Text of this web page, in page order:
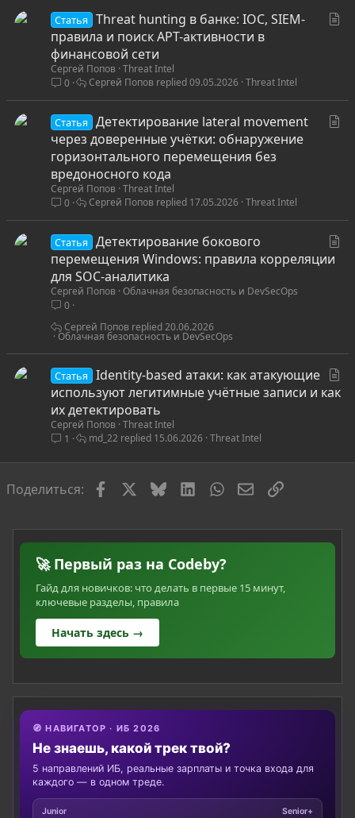
я
Статья
Threat hunting в банке: IOC, SIEM-
правила и поиск APT-активности в
финансовой сети
Сергей Попов Threat Intel
0
Threat Intel
09.05.2026
Сергей Попов
Статья
Детектирование lateral movement
через доверенные учётки: обнаружение
горизонтального перемещения без
вредоносного кода
Сергей Попов Threat Intel
0
Threat Intel
17.05.2026
Сергей Попов
Статья
Детектирование бокового
перемещения Windows: правила корреляции
для SOC-аналитика
Сергей Попов Облачная безопасность и DevSecOps
0
Облачная безопасность и DevSecOps
20.06.2026
Сергей Попов
т
я
Статья
Identity-based атаки: как атакующие
используют легитимные учётные записи и как
их детектировать
Сергей Попов Threat Intel
1
Threat Intel
15.06.2026
md_22
Поделиться: FacebookBlueskyLinkedInWhatsAppЭлектронная
Ссылка
🚀 Первый раз на Codeby?
Гайд для новичков: что делать в первые 15 минут,
ключевые разделы, правила
Начать здесь →
🧭 НАВИГАТОР · ИБ 2026
Не знаешь, какой трек твой?
5 направлений ИБ, реальные зарплаты и точка входа для
каждого — в одном треде.
Junior Senior+